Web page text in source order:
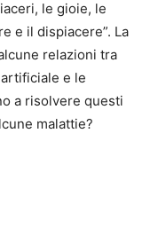
le gioie, le
e il dispiacere”. La
relazioni tra
e le
a risolvere questi
malattie?